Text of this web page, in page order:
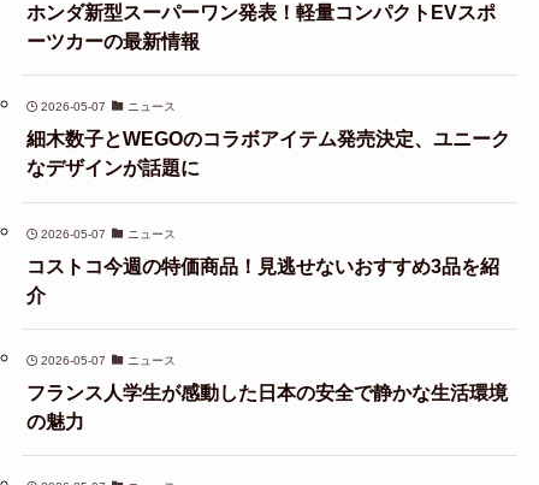
ホンダ新型スーパーワン発表！軽量コンパクトEVスポ
ーツカーの最新情報
2026-05-07 ニュース
細木数子とWEGOのコラボアイテム発売決定、ユニーク
なデザインが話題に
2026-05-07 ニュース
コストコ今週の特価商品！見逃せないおすすめ3品を紹
介
2026-05-07 ニュース
フランス人学生が感動した日本の安全で静かな生活環境
の魅力